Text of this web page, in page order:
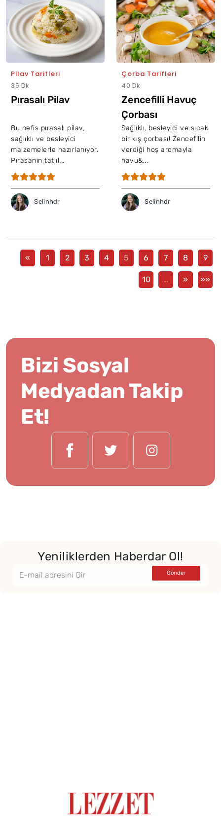
Pilav Tarifleri
35 Dk
Pırasalı Pilav
Bu nefis pırasalı pilav,
sağlıklı ve besleyici
malzemelerle hazırlanıyor.
Pırasanın tatlıl...
Selinhdr
Çorba Tarifleri
40 Dk
Zencefilli Havuç
Çorbası
Sağlıklı, besleyici ve sıcak
bir kış çorbası! Zencefilin
verdiği hoş aromayla
havu&...
Selinhdr
« 1 2 3 4 5 6 7 8 9
10 … » »»
Bizi Sosyal
Medyadan Takip
Et!
Yeniliklerden Haberdar Ol!